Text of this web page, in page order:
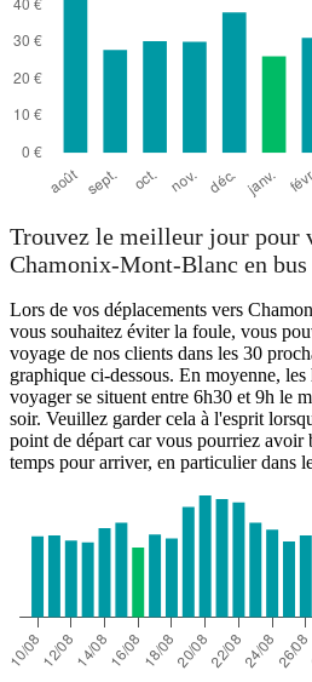
Chamonix
Trouvez le meilleur jour pour
Chamonix-Mont-Blanc en bus
Lors de vos déplacements vers
vous souhaitez éviter la foule, vous
voyage de nos clients dans les 30
graphique ci-dessous. En moyenne,
voyager se situent entre 6h30 et 9h le
soir. Veuillez garder cela à l'esprit
point de départ car vous pourriez avoir
temps pour arriver, en particulier dans